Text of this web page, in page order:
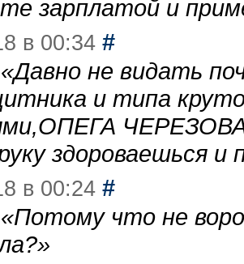
зарплатой и
в 00:34 #
«Давно не видать
и типа
здороваешься
в 00:24 #
«Потому что не
»